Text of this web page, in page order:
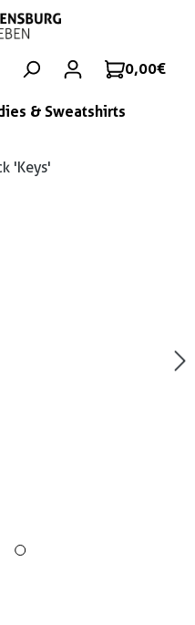
0,00 €
& Sweatshirts